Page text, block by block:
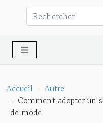
Accueil
Autre
Comment adopter un
de mode